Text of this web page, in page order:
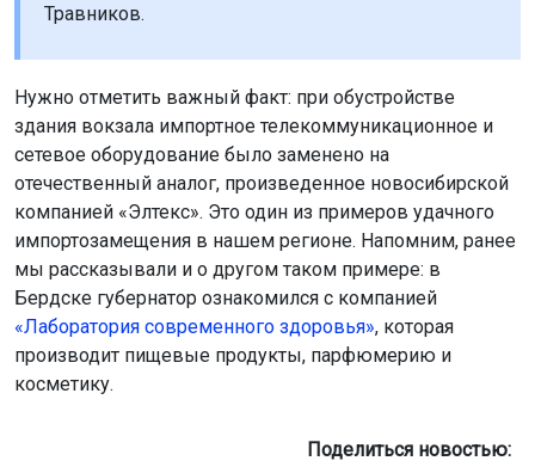
Травников.
Нужно отметить важный факт: при обустройстве
здания вокзала импортное телекоммуникационное и
сетевое оборудование было заменено на
отечественный аналог, произведенное новосибирской
компанией «Элтекс». Это один из примеров удачного
импортозамещения в нашем регионе. Напомним, ранее
мы рассказывали и о другом таком примере: в
Бердске губернатор ознакомился с компанией
«Лаборатория современного здоровья», которая
производит пищевые продукты, парфюмерию и
косметику.
Поделиться новостью: